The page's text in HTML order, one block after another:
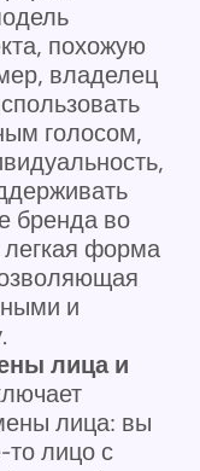
похожую
владелец
голосом,
бренда во
легкая форма
и
лица и
лица: вы
то лицо с